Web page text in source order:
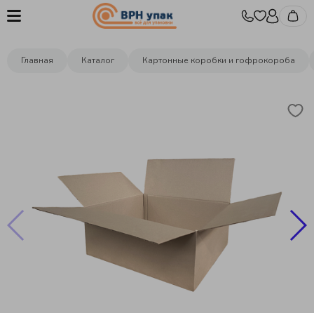
Главная Каталог Картонные коробки и гофрокороба